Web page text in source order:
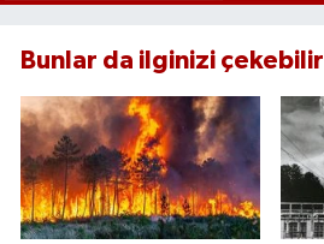
Bunlar da ilginizi çekebilir